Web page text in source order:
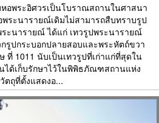
อพระอิศวรเป็นโบราณสถานในศาสนา
ระนารายณ์เดิมไม่สามารถสืบทราบรูป
ะนารายณ์ ได้แก่ เทวรูปพระนารายณ์
รูปกระบอกปลายสอบและพระหัตถ์ขวา
1011 นับเป็นเทวรูปที่เก่าแก่ที่สุดใน
ได้เก็บรักษาไว้ในพิพิธภัณฑสถานแห่ง
ถุที่ตั้งแสดงอ...